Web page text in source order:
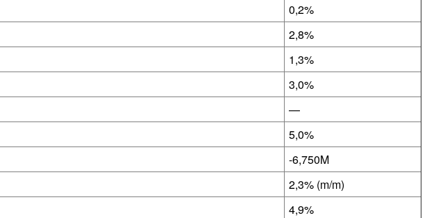
0,2%
2,8%
1,3%
3,0%
—
5,0%
-6,750M
2,3% (m/m)
4,9%